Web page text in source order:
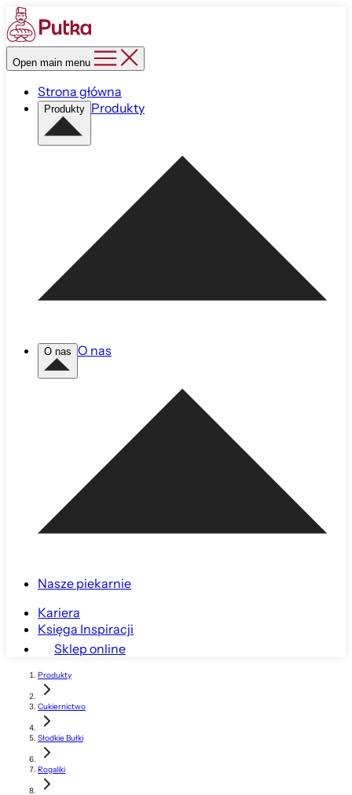
Open main menu
Strona główna
Produkty Produkty
O nas O nas
Nasze piekarnie
Kariera
Księga Inspiracji
Sklep online
Produkty
Cukiernictwo
Słodkie Bułki
Rogaliki